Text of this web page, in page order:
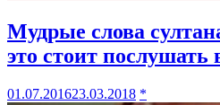
Мудрые слова
это стоит послушать
01.07.201623.03.2018 *